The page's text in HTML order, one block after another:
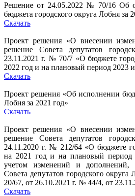
Решение от 24.05.2022 № 70/16 Об
бюджета городского округа Лобня за
Скачать
Проект решения «О внесении
решение Совета депутатов
23.11.2021 г. № 70/7 «О бюджете
2022 год и на плановый период 2023
Скачать
Проект решения «Об исполнении
Лобня за 2021 год»
Скачать
Проект решения «О внесении
решение Совета депутатов
24.11.2020 г. № 212/64 «О бюджете
на 2021 год и на плановый
учетом изменений и дополнений,
Совета депутатов городского
20/67, от 26.10.2021 г. № 44/4, от
Скачать